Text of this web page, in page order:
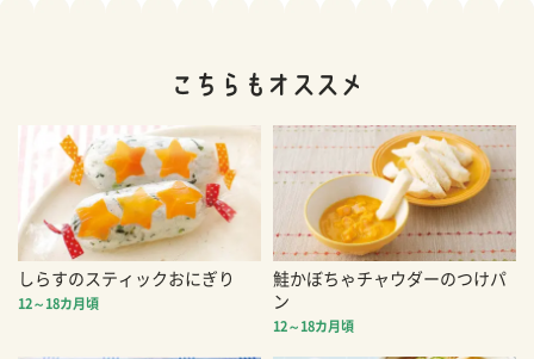
しらすのスティックおにぎり
12～18カ月頃
鮭かぼちゃチャウダーのつけパ
ン
12～18カ月頃